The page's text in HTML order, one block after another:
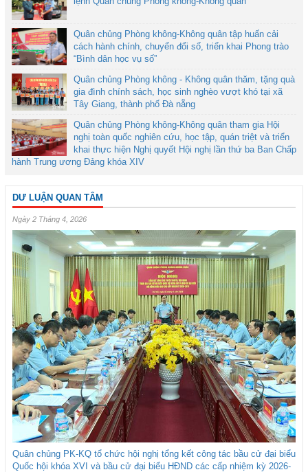
Quân chủng Phòng không-Không quân tập huấn cải
cách hành chính, chuyển đổi số, triển khai Phong trào
“Bình dân học vụ số”
Quân chủng Phòng không - Không quân thăm, tặng quà
gia đình chính sách, học sinh nghèo vượt khó tại xã
Tây Giang, thành phố Đà nẵng
Quân chủng Phòng không-Không quân tham gia Hội
nghị toàn quốc nghiên cứu, học tập, quán triệt và triển
khai thực hiện Nghị quyết Hội nghị lần thứ ba Ban Chấp
hành Trung ương Đảng khóa XIV
DƯ LUẬN QUAN TÂM
Ngày 2 Tháng 4, 2026
Quân chủng PK-KQ tổ chức hội nghị tổng kết công tác bầu cử đại biểu
Quốc hội khóa XVI và bầu cử đại biểu HĐND các cấp nhiệm kỳ 2026-